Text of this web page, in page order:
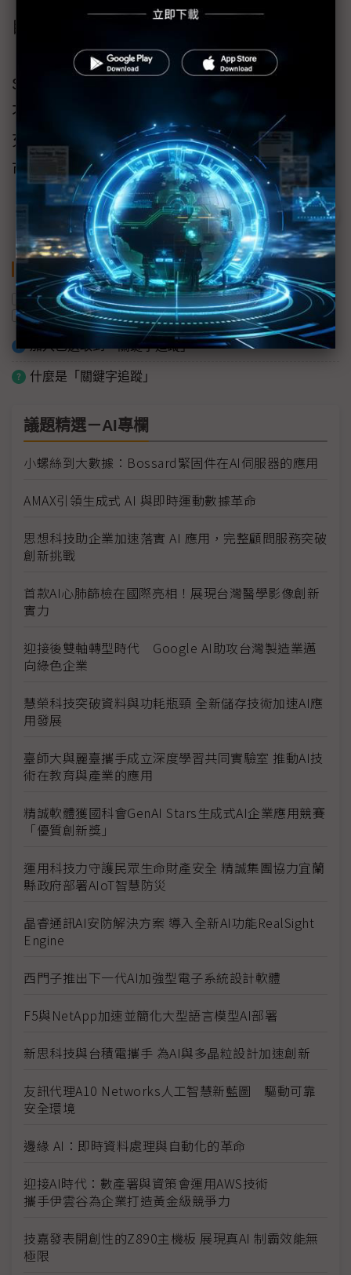
（Fisheye Camera）、EV2M-OOM1 （Global
Shutter Camera） 兩款型號已可供選購，透過
不同規格選項支援各式場景；支援MIPI相機擴
充的研華AFE-R360，則預計於2024年第3季上
市。
關鍵字
AI視覺 英特爾 自主移動機器人
AI
研華
宜鼎國際
加入已選取到「關鍵字追蹤」
什麼是「關鍵字追蹤」
議題精選－AI專欄
小螺絲到大數據：Bossard緊固件在AI伺服器的應用
AMAX引領生成式 AI 與即時運動數據革命
思想科技助企業加速落實 AI 應用，完整顧問服務突破
創新挑戰
首款AI心肺篩檢在國際亮相！展現台灣醫學影像創新
實力
迎接後雙軸轉型時代 Google AI助攻台灣製造業邁
向綠色企業
慧榮科技突破資料與功耗瓶頸 全新儲存技術加速AI應
用發展
臺師大與麗臺攜手成立深度學習共同實驗室 推動AI技
術在教育與產業的應用
精誠軟體獲國科會GenAI Stars生成式AI企業應用競賽
「優質創新獎」
運用科技力守護民眾生命財產安全 精誠集團協力宜蘭
縣政府部署AIoT智慧防災
晶睿通訊AI安防解決方案 導入全新AI功能RealSight
Engine
西門子推出下一代AI加強型電子系統設計軟體
F5與NetApp加速並簡化大型語言模型AI部署
新思科技與台積電攜手 為AI與多晶粒設計加速創新
友訊代理A10 Networks人工智慧新藍圖 驅動可靠
安全環境
邊緣 AI：即時資料處理與自動化的革命
迎接AI時代：數產署與資策會運用AWS技術
攜手伊雲谷為企業打造黃金級競爭力
技嘉發表開創性的Z890主機板 展現真AI 制霸效能無
極限